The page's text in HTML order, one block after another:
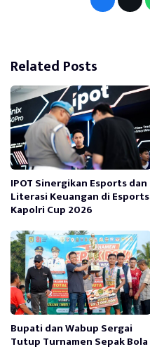
Related Posts
IPOT Sinergikan Esports dan
Literasi Keuangan di Esports
Kapolri Cup 2026
Bupati dan Wabup Sergai
Tutup Turnamen Sepak Bola